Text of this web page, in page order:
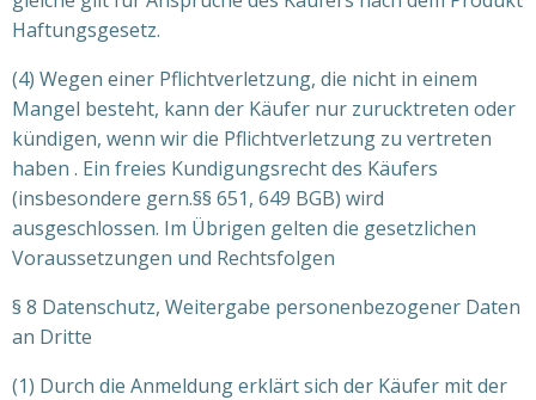
Haftungsgesetz.
(4) Wegen einer Pflichtverletzung, die nicht in einem
Mangel besteht, kann der Käufer nur zurucktreten oder
kündigen, wenn wir die Pflichtverletzung zu vertreten
haben . Ein freies Kundigungsrecht des Käufers
(insbesondere gern.§§ 651, 649 BGB) wird
ausgeschlossen. Im Übrigen gelten die gesetzlichen
Voraussetzungen und Rechtsfolgen
§ 8 Datenschutz, Weitergabe personenbezogener Daten
an Dritte
(1) Durch die Anmeldung erklärt sich der Käufer mit der